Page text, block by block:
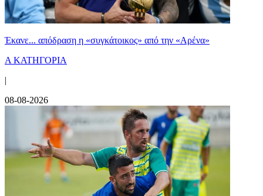
Έκανε... απόδραση η «συγκάτοικος» από την «Αρένα»
Α ΚΑΤΗΓΟΡΙΑ
|
08-08-2026